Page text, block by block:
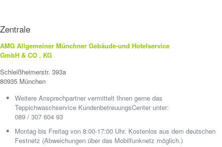
Zentrale
AMG Allgemeiner Münchner Gebäude-und Hotelservice
GmbH & CO . KG
Schleißheimerstr. 393a
80935 München
Weitere Ansprechpartner vermittelt Ihnen gerne das
Teppichwaschservice KundenbetreuungsCenter unter:
089 / 307 604 93
Montag bis Freitag von 8:00-17:00 Uhr. Kostenlos aus dem deutschen
Festnetz (Abweichungen über das Mobilfunknetz möglich.)